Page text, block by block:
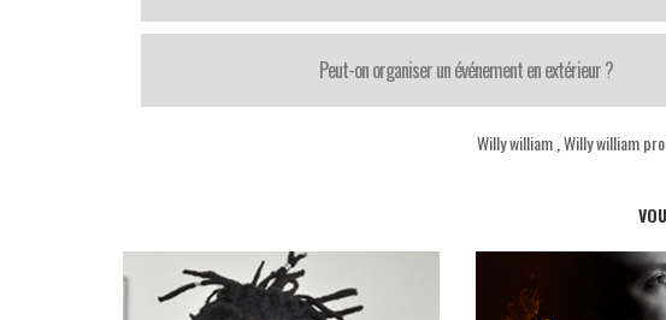
Peut-on organiser un événement en extérieur ?
Willy william Willy william